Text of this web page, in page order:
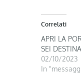
Correlati
APRI LA
SEI
02/10/2023
In